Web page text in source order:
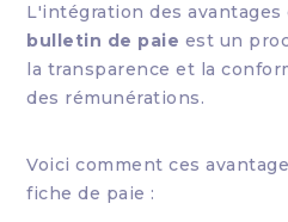
L'intégration des
bulletin de paie est un
la transparence et la
des rémunérations.
Voici comment ces
fiche de paie :